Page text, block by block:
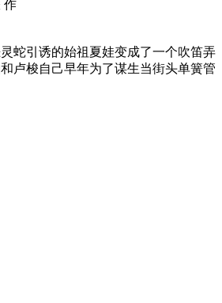
作
蛇引诱的始祖夏娃变成了一个吹笛弄
卢梭自己早年为了谋生当街头单簧管